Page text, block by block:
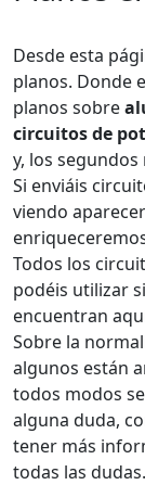
Desde esta
planos. Donde
planos sobre
circuitos de
y, los segundos
Si enviáis
viendo
Todos los
podéis utilizar
encuentran
Sobre la
algunos están
todos modos
alguna duda,
tener más
todas las dudas.